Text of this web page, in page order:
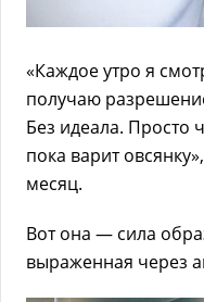
«Каждое утро я
получаю
Без идеала. Просто
пока варит
месяц.
Вот она — сила
выраженная через